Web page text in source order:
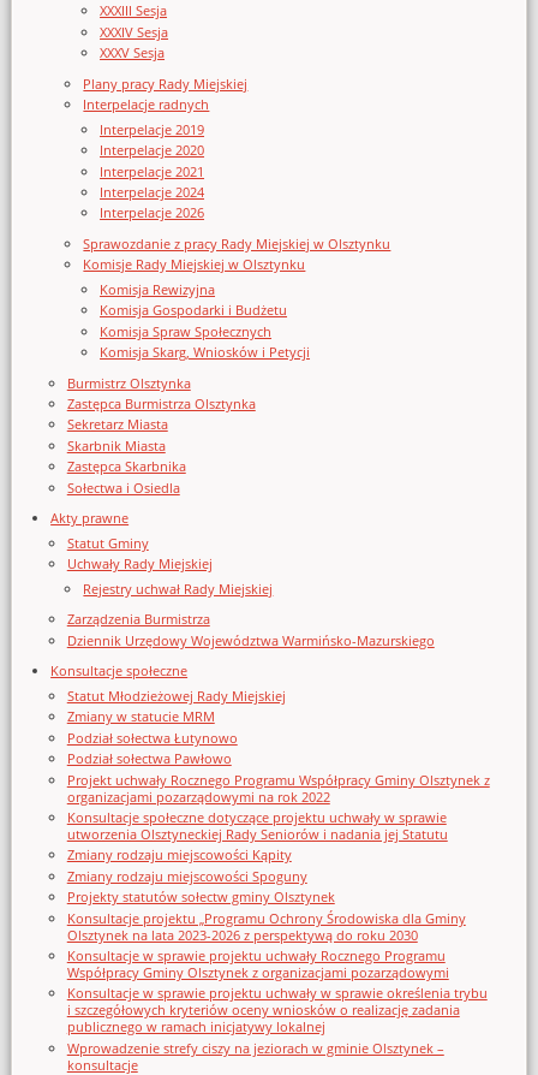
XXXIII Sesja
XXXIV Sesja
XXXV Sesja
Plany pracy Rady Miejskiej
Interpelacje radnych
Interpelacje 2019
Interpelacje 2020
Interpelacje 2021
Interpelacje 2024
Interpelacje 2026
Sprawozdanie z pracy Rady Miejskiej w Olsztynku
Komisje Rady Miejskiej w Olsztynku
Komisja Rewizyjna
Komisja Gospodarki i Budżetu
Komisja Spraw Społecznych
Komisja Skarg, Wniosków i Petycji
Burmistrz Olsztynka
Zastępca Burmistrza Olsztynka
Sekretarz Miasta
Skarbnik Miasta
Zastępca Skarbnika
Sołectwa i Osiedla
Akty prawne
Statut Gminy
Uchwały Rady Miejskiej
Rejestry uchwał Rady Miejskiej
Zarządzenia Burmistrza
Dziennik Urzędowy Województwa Warmińsko-Mazurskiego
Konsultacje społeczne
Statut Młodzieżowej Rady Miejskiej
Zmiany w statucie MRM
Podział sołectwa Łutynowo
Podział sołectwa Pawłowo
Projekt uchwały Rocznego Programu Współpracy Gminy Olsztynek z
organizacjami pozarządowymi na rok 2022
Konsultacje społeczne dotyczące projektu uchwały w sprawie
utworzenia Olsztyneckiej Rady Seniorów i nadania jej Statutu
Zmiany rodzaju miejscowości Kąpity
Zmiany rodzaju miejscowości Spoguny
Projekty statutów sołectw gminy Olsztynek
Konsultacje projektu „Programu Ochrony Środowiska dla Gminy
Olsztynek na lata 2023-2026 z perspektywą do roku 2030
Konsultacje w sprawie projektu uchwały Rocznego Programu
Współpracy Gminy Olsztynek z organizacjami pozarządowymi
Konsultacje w sprawie projektu uchwały w sprawie określenia trybu
i szczegółowych kryteriów oceny wniosków o realizację zadania
publicznego w ramach inicjatywy lokalnej
Wprowadzenie strefy ciszy na jeziorach w gminie Olsztynek –
konsultacje